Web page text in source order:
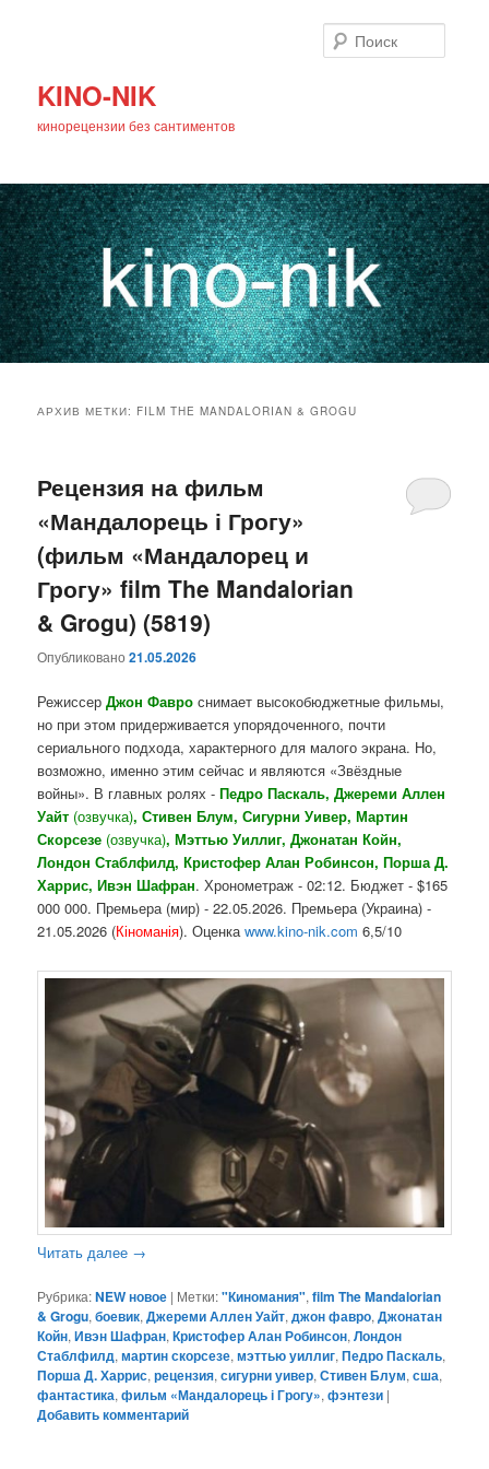
KINO-NIK
кинорецензии без сантиментов
основному
содержимому
дополнительному
содержимому
АРХИВ МЕТКИ: FILM THE MANDALORIAN & GROGU
Рецензия на фильм
«Мандалорець і Грогу»
(фильм «Мандалорец и
Грогу» film The Mandalorian
& Grogu) (5819)
Опубликовано21.05.2026
РежиссерДжон Фавро снимает высокобюджетные фильмы,
но при этом придерживается упорядоченного, почти
сериального подхода, характерного для малого экрана. Но,
возможно, именно этим сейчас и являются «Звёздные
войны». В главных ролях -Педро Паскаль, Джереми Аллен
Уайт (озвучка), Стивен Блум, Сигурни Уивер, Мартин
Скорсезе (озвучка), Мэттью Уиллиг, Джонатан Койн,
Лондон Стаблфилд, Кристофер Алан Робинсон, Порша Д.
Харрис, Ивэн Шафран. Хронометраж - 02:12. Бюджет - $165
000 000. Премьера (мир) - 22.05.2026. Премьера (Украина) -
21.05.2026 (Кіноманія). Оценкаwww.kino-nik.com 6,5/10
Читать далее →
Рубрика:NEW новое | Метки:"Киномания",film The Mandalorian
& Grogu,боевик,Джереми Аллен Уайт,джон фавро,Джонатан
Койн,Ивэн Шафран,Кристофер Алан Робинсон,Лондон
Стаблфилд,мартин скорсезе,мэттью уиллиг,Педро Паскаль,
Порша Д. Харрис,рецензия,сигурни уивер,Стивен Блум,сша,
фантастика,фильм «Мандалорець і Грогу»,фэнтези |
Добавить комментарий